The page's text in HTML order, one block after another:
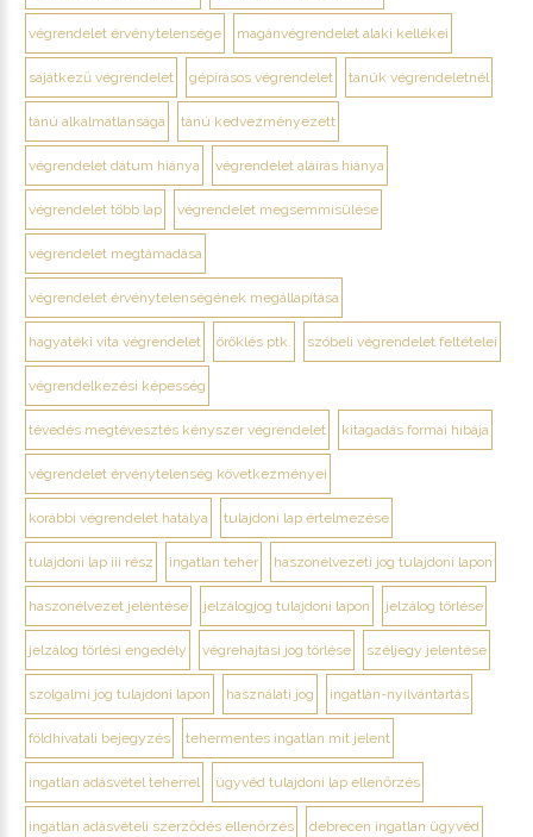
végrendelet érvénytelensége magánvégrendelet alaki kellékei
sajátkezű végrendelet gépírásos végrendelet tanúk végrendeletnél
tanú alkalmatlansága tanú kedvezményezett
végrendelet dátum hiánya végrendelet aláírás hiánya
végrendelet több lap végrendelet megsemmisülése
végrendelet megtámadása
végrendelet érvénytelenségének megállapítása
hagyatéki vita végrendelet öröklés ptk. szóbeli végrendelet feltételei
végrendelkezési képesség
tévedés megtévesztés kényszer végrendelet kitagadás formai hibája
végrendelet érvénytelenség következményei
korábbi végrendelet hatálya tulajdoni lap értelmezése
tulajdoni lap iii rész ingatlan teher haszonélvezeti jog tulajdoni lapon
haszonélvezet jelentése jelzálogjog tulajdoni lapon jelzálog törlése
jelzálog törlési engedély végrehajtási jog törlése széljegy jelentése
szolgalmi jog tulajdoni lapon használati jog ingatlan-nyilvántartás
földhivatali bejegyzés tehermentes ingatlan mit jelent
ingatlan adásvétel teherrel ügyvéd tulajdoni lap ellenőrzés
ingatlan adásvételi szerződés ellenőrzés debrecen ingatlan ügyvéd